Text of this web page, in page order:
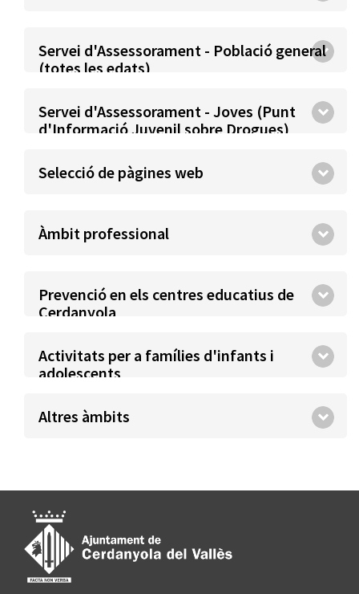
Servei d'Assessorament - Població general
(totes les edats)
Servei d'Assessorament - Joves (Punt
d'Informació Juvenil sobre Drogues)
Selecció de pàgines web
Àmbit professional
Prevenció en els centres educatius de
Cerdanyola
Activitats per a famílies d'infants i
adolescents
Altres àmbits